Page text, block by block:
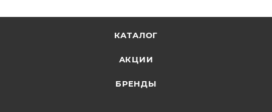
КАТАЛОГ
АКЦИИ
БРЕНДЫ